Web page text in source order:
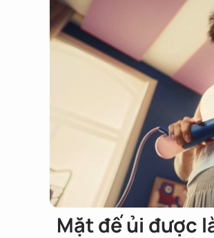
Mặt đế ủi được